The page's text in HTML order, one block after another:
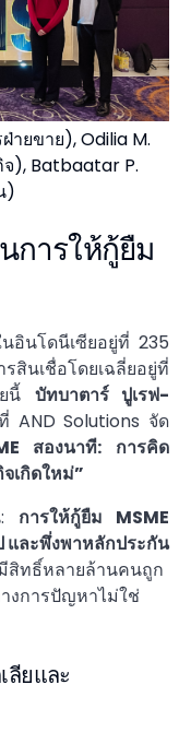
ายขาย), Odilia M.
จ), Batbaatar P.
)
การให้กู้ยืม
อินโดนีเซียอยู่ที่ 235
สินเชื่อโดยเฉลี่ยอยู่ที่
นี้ บัทบาตาร์ ปูเรฟ-
AND Solutions จัด
สองนาที: การคิด
เกิดใหม่”
การให้กู้ยืม MSME
และพึ่งพาหลักประกัน
สิทธิ์หลายล้านคนถูก
างการปัญหาไม่ใช่
ลียและ